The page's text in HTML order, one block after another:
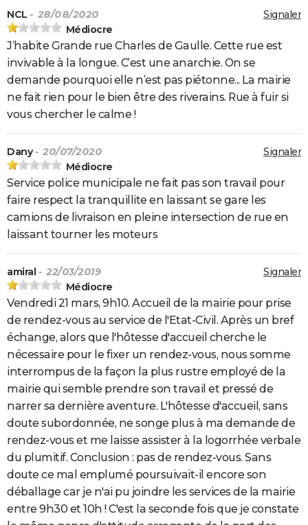
Signaler
NCL - 28/08/2020
Médiocre
J’habite Grande rue Charles de Gaulle. Cette rue est
invivable à la longue. C’est une anarchie. On se
demande pourquoi elle n’est pas piétonne... La mairie
ne fait rien pour le bien être des riverains. Rue à fuir si
vous chercher le calme !
Signaler
Dany- 20/07/2020
Médiocre
Service police municipale ne fait pas son travail pour
faire respect la tranquillite en laissant se gare les
camions de livraison en pleine intersection de rue en
laissant tourner les moteurs
Signaler
amiral - 22/03/2019
Médiocre
Vendredi 21 mars, 9h10. Accueil de la mairie pour prise
de rendez-vous au service de l'Etat-Civil. Après un bref
échange, alors que l'hôtesse d'accueil cherche le
nécessaire pour le fixer un rendez-vous, nous somme
interrompus de la façon la plus rustre employé de la
mairie qui semble prendre son travail et pressé de
narrer sa dernière aventure. L'hôtesse d'accueil, sans
doute subordonnée, ne songe plus à ma demande de
rendez-vous et me laisse assister à la logorrhée verbale
du plumitif. Conclusion : pas de rendez-vous. Sans
doute ce mal emplumé poursuivait-il encore son
déballage car je n'ai pu joindre les services de la mairie
entre 9h30 et 10h ! C'est la seconde fois que je constate